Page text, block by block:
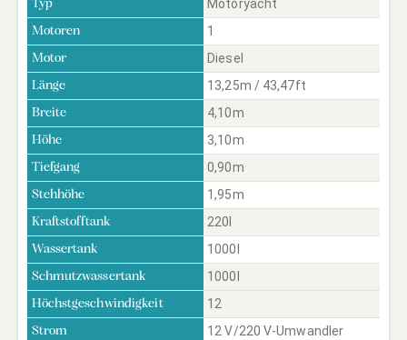
Typ Motoryacht
Motoren 1
Motor Diesel
Länge 13,25m / 43,47ft
Breite 4,10m
Höhe 3,10m
Tiefgang 0,90m
Stehhöhe 1,95m
Kraftstofftank 220l
Wassertank 1000l
Schmutzwassertank 1000l
Höchstgeschwindigkeit 12
Strom 12 V/220 V-Umwandler